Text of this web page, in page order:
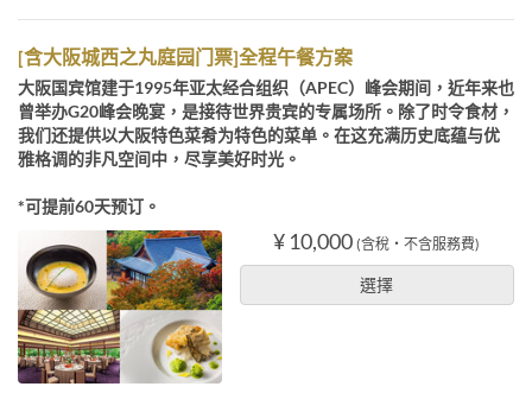
[含大阪城西之丸庭园门票]全程午餐方案
大阪国宾馆建于1995年亚太经合组织（APEC）峰会期间，近年来也
曾举办G20峰会晚宴，是接待世界贵宾的专属场所。除了时令食材，
我们还提供以大阪特色菜肴为特色的菜单。在这充满历史底蕴与优
雅格调的非凡空间中，尽享美好时光。
*可提前60天预订。
¥ 10,000 (含稅・不含服務費)
選擇